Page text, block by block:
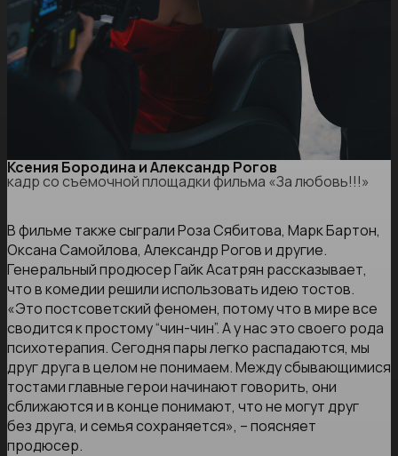
Ксения Бородина и Александр Рогов
кадр со съемочной площадки фильма «За любовь!!!»
В фильме также сыграли Роза Сябитова, Марк Бартон,
Оксана Самойлова, Александр Рогов и другие.
Генеральный продюсер Гайк Асатрян рассказывает,
что в комедии решили использовать идею тостов.
«Это постсоветский феномен, потому что в мире все
сводится к простому “чин-чин”. А у нас это своего рода
психотерапия. Сегодня пары легко распадаются, мы
друг друга в целом не понимаем. Между сбывающимися
тостами главные герои начинают говорить, они
сближаются и в конце понимают, что не могут друг
без друга, и семья сохраняется», – поясняет
продюсер.